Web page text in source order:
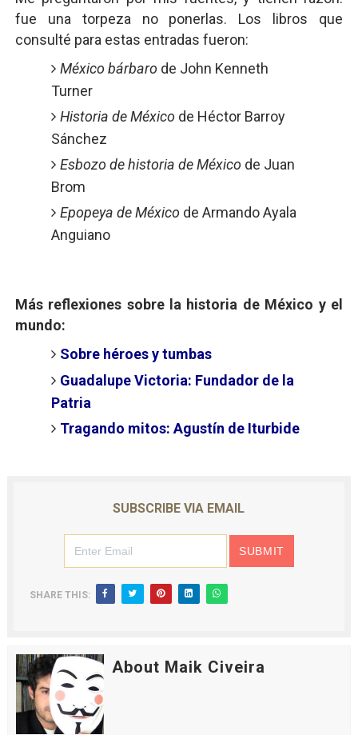
fue una torpeza no ponerlas. Los libros que
consulté para estas entradas fueron:
México bárbarode John Kenneth
Turner
Historia de Méxicode Héctor Barroy
Sánchez
Esbozo de historia de Méxicode Juan
Brom
Epopeya de Méxicode Armando Ayala
Anguiano
Más reflexiones sobre la historia de México y el
mundo:
Sobre héroes y tumbas
Guadalupe Victoria: Fundador de la
Patria
Tragando mitos: Agustín de Iturbide
SUBSCRIBE VIA EMAIL
SHARE THIS:
About Maik Civeira